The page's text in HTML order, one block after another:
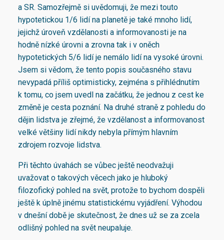
a SR. Samozřejmě si uvědomuji, že mezi touto
hypotetickou 1/6 lidí na planetě je také mnoho lidí,
jejichž úroveň vzdělanosti a informovanosti je na
hodně nízké úrovni a zrovna tak i v oněch
hypotetických 5/6 lidí je nemálo lidí na vysoké úrovni.
Jsem si vědom, že tento popis současného stavu
nevypadá příliš optimisticky, zejména s přihlédnutím
k tomu, co jsem uvedl na začátku, že jednou z cest ke
změně je cesta poznání. Na druhé straně z pohledu do
dějin lidstva je zřejmé, že vzdělanost a informovanost
velké většiny lidí nikdy nebyla přímým hlavním
zdrojem rozvoje lidstva.
Při těchto úvahách se vůbec ještě neodvažuji
uvažovat o takových věcech jako je hluboký
filozofický pohled na svět, protože to bychom dospěli
ještě k úplně jinému statistickému vyjádření. Výhodou
v dnešní době je skutečnost, že dnes už se za zcela
odlišný pohled na svět neupaluje.